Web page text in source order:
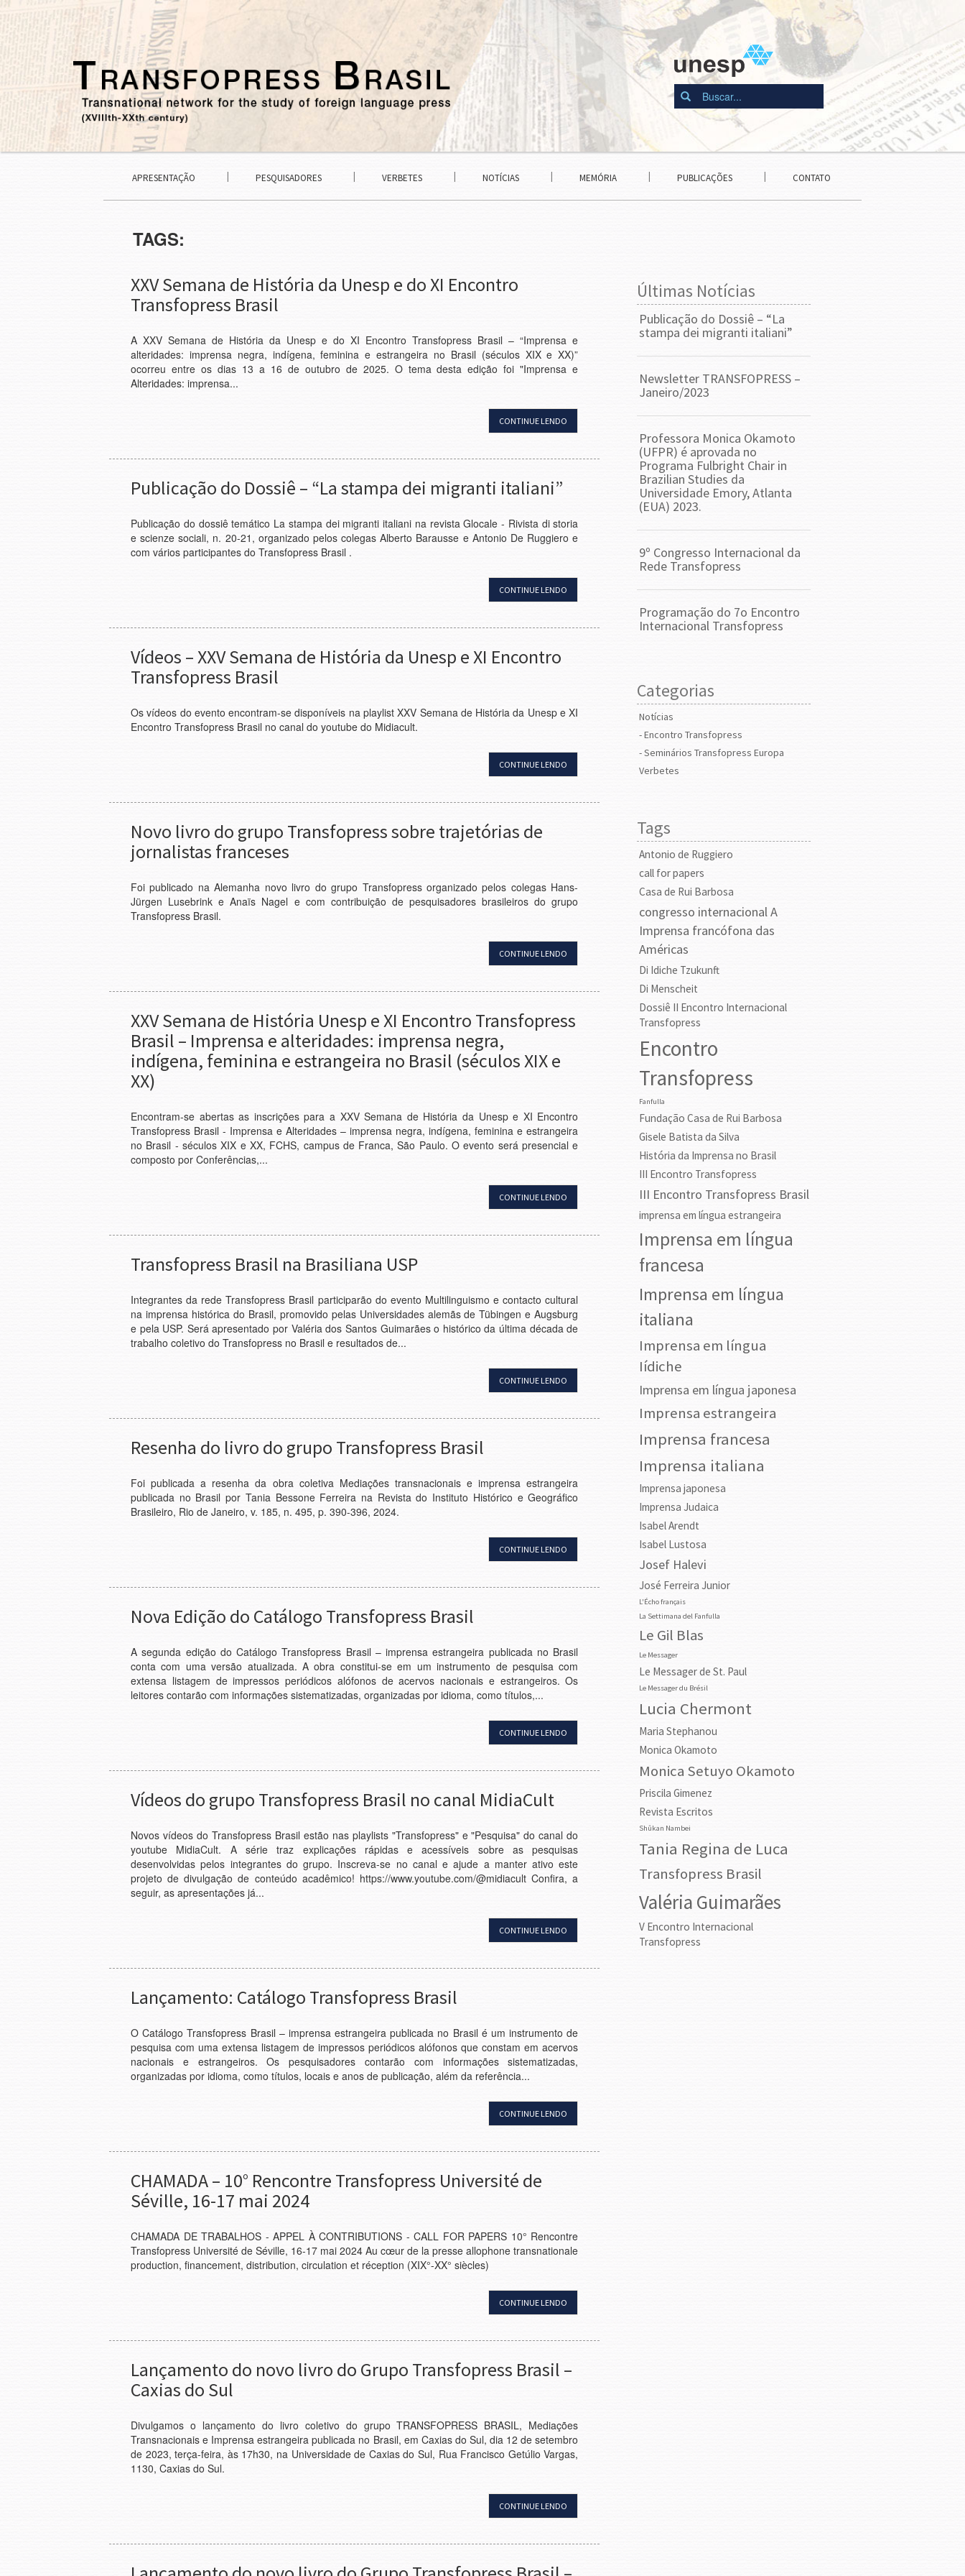
APRESENTAÇÃO PESQUISADORES VERBETES NOTÍCIAS MEMÓRIA PUBLICAÇÕES CONTATO
TAGS:
Últimas Notícias
Publicação do Dossiê – “La
stampa dei migranti italiani”
Newsletter TRANSFOPRESS –
Janeiro/2023
Professora Monica Okamoto
(UFPR) é aprovada no
Programa Fulbright Chair in
Brazilian Studies da
Universidade Emory, Atlanta
(EUA) 2023.
9º Congresso Internacional da
Rede Transfopress
Programação do 7o Encontro
Internacional Transfopress
Categorias
Notícias
Encontro Transfopress
Seminários Transfopress Europa
Verbetes
Tags
Antonio de Ruggiero
call for papers
Casa de Rui Barbosa
congresso internacional A
Imprensa francófona das
Américas
Di Idiche Tzukunft
Di Menscheit
Dossiê II Encontro Internacional
Transfopress
Encontro
Transfopress
Fanfulla
Fundação Casa de Rui Barbosa
Gisele Batista da Silva
História da Imprensa no Brasil
III Encontro Transfopress
III Encontro Transfopress Brasil
imprensa em língua estrangeira
Imprensa em língua
francesa
Imprensa em língua
italiana
Imprensa em língua
Iídiche
Imprensa em língua japonesa
Imprensa estrangeira
Imprensa francesa
Imprensa italiana
Imprensa japonesa
Imprensa Judaica
Isabel Arendt
Isabel Lustosa
Josef Halevi
José Ferreira Junior
L'Écho français
La Settimana del Fanfulla
Le Gil Blas
Le Messager
Le Messager de St. Paul
Le Messager du Brésil
Lucia Chermont
Maria Stephanou
Monica Okamoto
Monica Setuyo Okamoto
Priscila Gimenez
Revista Escritos
Shûkan Nambei
Tania Regina de Luca
Transfopress Brasil
Valéria Guimarães
V Encontro Internacional
Transfopress
XXV Semana de História da Unesp e do XI Encontro
Transfopress Brasil
A XXV Semana de História da Unesp e do XI Encontro Transfopress Brasil – “Imprensa e
alteridades: imprensa negra, indígena, feminina e estrangeira no Brasil (séculos XIX e XX)”
ocorreu entre os dias 13 a 16 de outubro de 2025. O tema desta edição foi "Imprensa e
Alteridades: imprensa...
CONTINUE LENDO
Publicação do Dossiê – “La stampa dei migranti italiani”
Publicação do dossiê temático La stampa dei migranti italiani na revista Glocale - Rivista di storia
e scienze sociali, n. 20-21, organizado pelos colegas Alberto Barausse e Antonio De Ruggiero e
com vários participantes do Transfopress Brasil .
CONTINUE LENDO
Vídeos – XXV Semana de História da Unesp e XI Encontro
Transfopress Brasil
Os vídeos do evento encontram-se disponíveis na playlist XXV Semana de História da Unesp e XI
Encontro Transfopress Brasil no canal do youtube do Midiacult.
CONTINUE LENDO
Novo livro do grupo Transfopress sobre trajetórias de
jornalistas franceses
Foi publicado na Alemanha novo livro do grupo Transfopress organizado pelos colegas Hans-
Jürgen Lusebrink e Anaïs Nagel e com contribuição de pesquisadores brasileiros do grupo
Transfopress Brasil.
CONTINUE LENDO
XXV Semana de História Unesp e XI Encontro Transfopress
Brasil – Imprensa e alteridades: imprensa negra,
indígena, feminina e estrangeira no Brasil (séculos XIX e
XX)
Encontram-se abertas as inscrições para a XXV Semana de História da Unesp e XI Encontro
Transfopress Brasil - Imprensa e Alteridades – imprensa negra, indígena, feminina e estrangeira
no Brasil - séculos XIX e XX, FCHS, campus de Franca, São Paulo. O evento será presencial e
composto por Conferências,...
CONTINUE LENDO
Transfopress Brasil na Brasiliana USP
Integrantes da rede Transfopress Brasil participarão do evento Multilinguismo e contacto cultural
na imprensa histórica do Brasil, promovido pelas Universidades alemãs de Tübingen e Augsburg
e pela USP. Será apresentado por Valéria dos Santos Guimarães o histórico da última década de
trabalho coletivo do Transfopress no Brasil e resultados de...
CONTINUE LENDO
Resenha do livro do grupo Transfopress Brasil
Foi publicada a resenha da obra coletiva Mediações transnacionais e imprensa estrangeira
publicada no Brasil por Tania Bessone Ferreira na Revista do Instituto Histórico e Geográfico
Brasileiro, Rio de Janeiro, v. 185, n. 495, p. 390-396, 2024.
CONTINUE LENDO
Nova Edição do Catálogo Transfopress Brasil
A segunda edição do Catálogo Transfopress Brasil – imprensa estrangeira publicada no Brasil
conta com uma versão atualizada. A obra constitui-se em um instrumento de pesquisa com
extensa listagem de impressos periódicos alófonos de acervos nacionais e estrangeiros. Os
leitores contarão com informações sistematizadas, organizadas por idioma, como títulos,...
CONTINUE LENDO
Vídeos do grupo Transfopress Brasil no canal MidiaCult
Novos vídeos do Transfopress Brasil estão nas playlists "Transfopress" e "Pesquisa" do canal do
youtube MidiaCult. A série traz explicações rápidas e acessíveis sobre as pesquisas
desenvolvidas pelos integrantes do grupo. Inscreva-se no canal e ajude a manter ativo este
projeto de divulgação de conteúdo acadêmico! https://www.youtube.com/@midiacult Confira, a
seguir, as apresentações já...
CONTINUE LENDO
Lançamento: Catálogo Transfopress Brasil
O Catálogo Transfopress Brasil – imprensa estrangeira publicada no Brasil é um instrumento de
pesquisa com uma extensa listagem de impressos periódicos alófonos que constam em acervos
nacionais e estrangeiros. Os pesquisadores contarão com informações sistematizadas,
organizadas por idioma, como títulos, locais e anos de publicação, além da referência...
CONTINUE LENDO
CHAMADA – 10° Rencontre Transfopress Université de
Séville, 16-17 mai 2024
CHAMADA DE TRABALHOS - APPEL À CONTRIBUTIONS - CALL FOR PAPERS 10° Rencontre
Transfopress Université de Séville, 16-17 mai 2024 Au cœur de la presse allophone transnationale
production, financement, distribution, circulation et réception (XIX°-XX° siècles)
CONTINUE LENDO
Lançamento do novo livro do Grupo Transfopress Brasil –
Caxias do Sul
Divulgamos o lançamento do livro coletivo do grupo TRANSFOPRESS BRASIL, Mediações
Transnacionais e Imprensa estrangeira publicada no Brasil, em Caxias do Sul, dia 12 de setembro
de 2023, terça-feira, às 17h30, na Universidade de Caxias do Sul, Rua Francisco Getúlio Vargas,
1130, Caxias do Sul.
CONTINUE LENDO